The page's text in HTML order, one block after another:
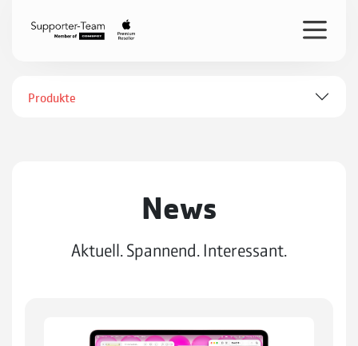
Produkte
News
Aktuell. Spannend. Interessant.